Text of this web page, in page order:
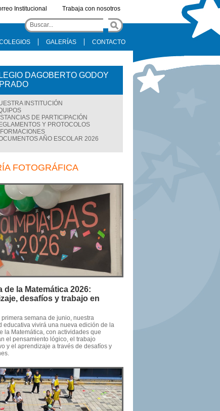
Institucional Trabaja con nosotros
GALERÍAS CONTACTO
DAGOBERTO GODOY
INSTITUCIÓN
DE PARTICIPACIÓN
Y PROTOCOLOS
AÑO ESCOLAR 2026
FOTOGRÁFICA
de la Matemática 2026:
desafíos y trabajo en
primera semana de junio, nuestra
educativa vivirá una nueva edición de la
la Matemática, con actividades que
el pensamiento lógico, el trabajo
y el aprendizaje a través de desafíos y